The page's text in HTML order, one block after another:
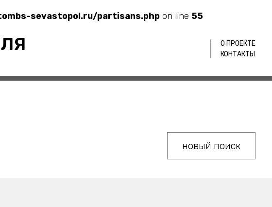
sevastopol.ru/partisans.phpon line 55
О ПРОЕКТЕ
КОНТАКТЫ
новый поиск